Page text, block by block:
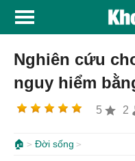
Nghiên cứu
nguy hiểm
5 2
🏠 Đời sống